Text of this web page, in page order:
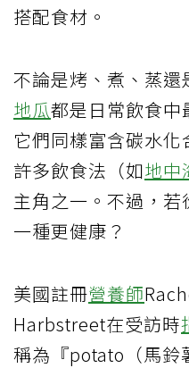
搭配食材。
不論是烤、煮、蒸還
地瓜都是日常飲食中
它們同樣富含碳水
許多飲食法（如地中
主角之一。不過，
一種更健康？
美國註冊營養師
Harbstreet在受訪時
稱為『potato（馬鈴